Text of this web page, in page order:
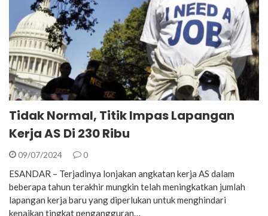
Tidak Normal, Titik Impas Lapangan
Kerja AS Di 230 Ribu
09/07/2024 0
ESANDAR – Terjadinya lonjakan angkatan kerja AS dalam
beberapa tahun terakhir mungkin telah meningkatkan jumlah
lapangan kerja baru yang diperlukan untuk menghindari
kenaikan tingkat pengangguran…